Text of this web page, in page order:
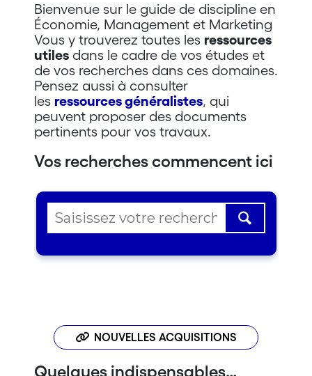
Bienvenue sur le guide de discipline en
Économie, Management et Marketing
Vous y trouverez toutes les ressources
utilesdans le cadre de vos études et
de vos recherches dans ces domaines.
Pensez aussi à consulter
les ressources généralistes, qui
peuvent proposer des documents
pertinents pour vos travaux.
Vos recherches commencent ici
NOUVELLES ACQUISITIONS
Quelques indispensables…